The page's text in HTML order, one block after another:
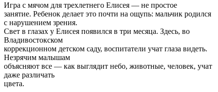
Игра с мячом для трехлетнего Елисея — не простое
занятие. Ребенок делает это почти на ощупь: мальчик родился
с нарушением зрения.
Свет в глазах у Елисея появился в три месяца. Здесь, во
Владивостокском
коррекционном детском саду, воспитатели учат глаза видеть.
Незрячим малышам
объясняют все — как выглядит небо, животные, человек, учат
даже различать
цвета.